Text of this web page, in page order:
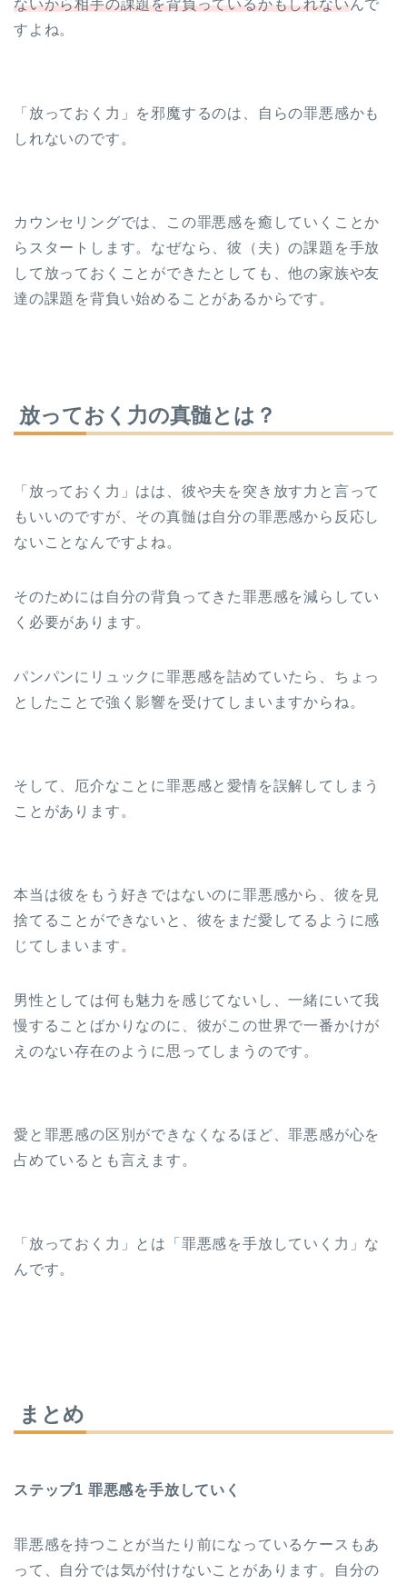
ないから相手の課題を背負っているかもしれないんで
すよね。
「放っておく力」を邪魔するのは、自らの罪悪感かも
しれないのです。
カウンセリングでは、この罪悪感を癒していくことか
らスタートします。なぜなら、彼（夫）の課題を手放
して放っておくことができたとしても、他の家族や友
達の課題を背負い始めることがあるからです。
放っておく力の真髄とは？
「放っておく力」はは、彼や夫を突き放す力と言って
もいいのですが、その真髄は自分の罪悪感から反応し
ないことなんですよね。
そのためには自分の背負ってきた罪悪感を減らしてい
く必要があります。
パンパンにリュックに罪悪感を詰めていたら、ちょっ
としたことで強く影響を受けてしまいますからね。
そして、厄介なことに罪悪感と愛情を誤解してしまう
ことがあります。
本当は彼をもう好きではないのに罪悪感から、彼を見
捨てることができないと、彼をまだ愛してるように感
じてしまいます。
男性としては何も魅力を感じてないし、一緒にいて我
慢することばかりなのに、彼がこの世界で一番かけが
えのない存在のように思ってしまうのです。
愛と罪悪感の区別ができなくなるほど、罪悪感が心を
占めているとも言えます。
「放っておく力」とは「罪悪感を手放していく力」な
んです。
まとめ
ステップ1 罪悪感を手放していく
罪悪感を持つことが当たり前になっているケースもあ
って、自分では気が付けないことがあります。自分の